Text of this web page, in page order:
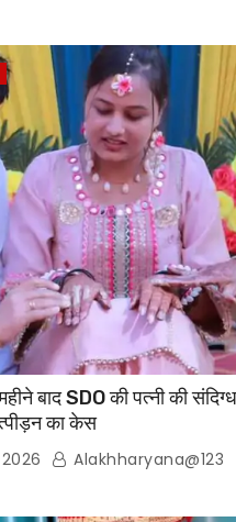
बाद SDO की पत्नी की
का केस
Alakhharyana@123